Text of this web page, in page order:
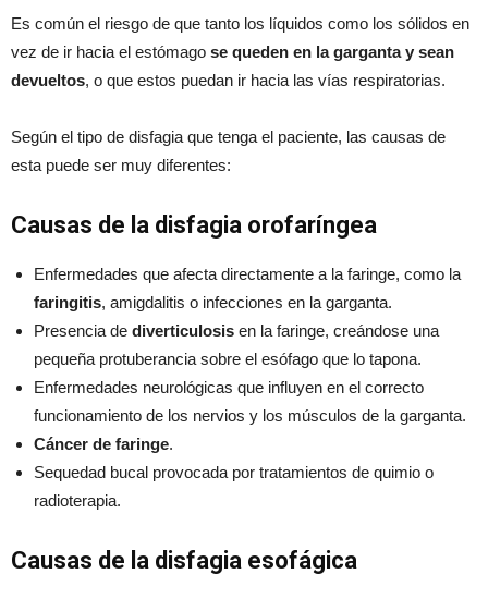
Es común el riesgo de que tanto los líquidos como los sólidos en
vez de ir hacia el estómago se queden en la garganta y sean
devueltos, o que estos puedan ir hacia las vías respiratorias.
Según el tipo de disfagia que tenga el paciente, las causas de
esta puede ser muy diferentes:
Causas de la disfagia orofaríngea
Enfermedades que afecta directamente a la faringe, como la
faringitis, amigdalitis o infecciones en la garganta.
Presencia de diverticulosis en la faringe, creándose una
pequeña protuberancia sobre el esófago que lo tapona.
Enfermedades neurológicas que influyen en el correcto
funcionamiento de los nervios y los músculos de la garganta.
Cáncer de faringe.
Sequedad bucal provocada por tratamientos de quimio o
radioterapia.
Causas de la disfagia esofágica